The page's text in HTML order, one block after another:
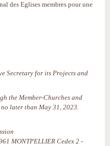
des Eglises membres pour une
Secretary for its Projects and
the Member-Churches and
later than May 31, 2023.
MONTPELLIER Cedex 2 -